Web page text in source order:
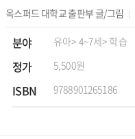
옥스퍼드 대학교 출판부 글/그림
분야 유아> 4~7세> 학습
정가 5,500원
ISBN 9788901265186